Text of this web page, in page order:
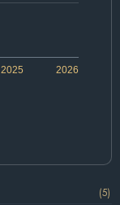
2026
2025
(5)